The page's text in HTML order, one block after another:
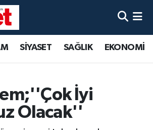
SİYASET SAĞLIK EKONOMİ
İyi
Olacak''
Durumu
Yoğunluk Haritası
Durumu ve Fikstür